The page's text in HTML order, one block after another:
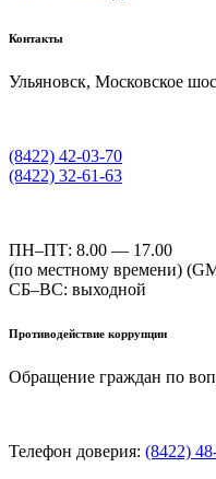
Контакты
Ульяновск, Московское
(8422) 42-03-70
(8422) 32-61-63
ПН–ПТ: 8.00 — 17.00
(по местному времени)
СБ–ВС: выходной
Противодействие коррупции
Обращение граждан по
Телефон доверия: (8422)